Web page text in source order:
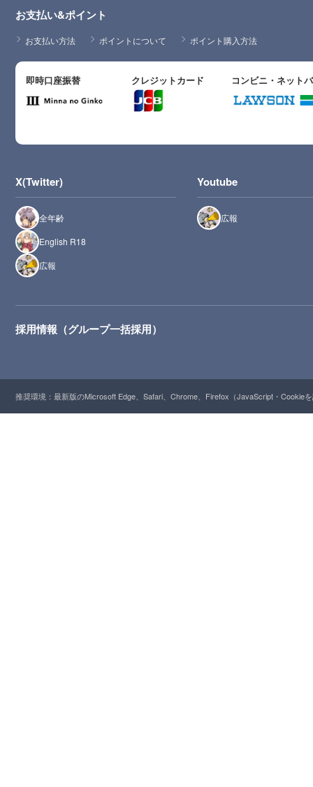
お支払い&ポイント
お支払い方法 ポイントについて ポイント購入方法
即時口座振替 クレジットカード コンビニ・ネット
X(Twitter)
全年齢
English R18
広報
Youtube
広報
採用情報（グループ一括採用）
推奨環境：最新版のMicrosoft Edge、Safari、Chrome、Firefox（JavaScript・Cookie